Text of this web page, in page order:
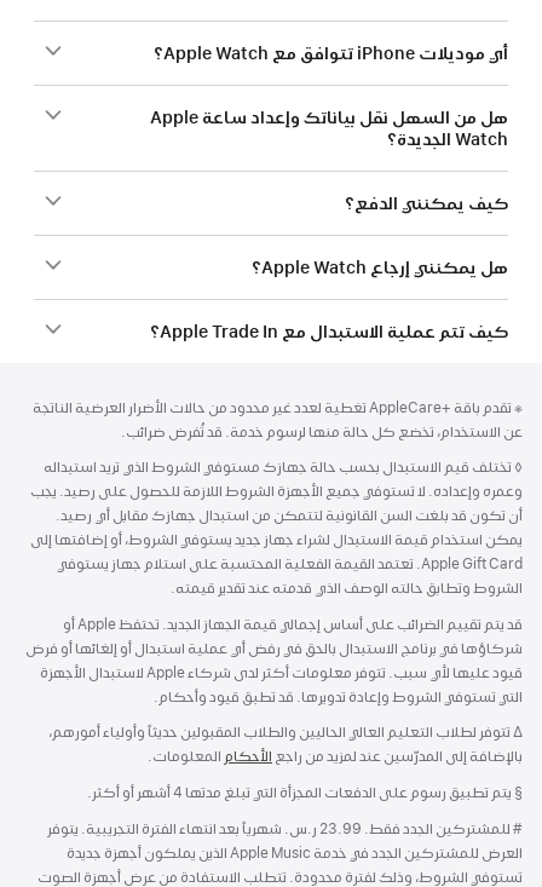
أي موديلات iPhone تتوافق مع Apple Watch؟
هل من السهل نقل بياناتك وإعداد ساعة Apple
Watch الجديدة؟
كيف يمكنني الدفع؟
هل يمكنني إرجاع Apple Watch؟
كيف تتم عملية الاستبدال مع Apple Trade In؟
حاشية
※ تقدم باقة AppleCare+‎ تغطية لعدد غير محدود من حالات الأضرار العرضية الناتجة
عن الاستخدام، تخضع كل حالة منها لرسوم خدمة. قد تُفرض ضرائب.
حاشية
◊ تختلف قيم الاستبدال بحسب حالة جهازك مستوفي الشروط الذي تريد استبداله
وعمره وإعداده. لا تستوفي جميع الأجهزة الشروط اللازمة للحصول على رصيد. يجب
أن تكون قد بلغت السن القانونية لتتمكن من استبدال جهازك مقابل أي رصيد.
يمكن استخدام قيمة الاستبدال لشراء جهاز جديد يستوفي الشروط، أو إضافتها إلى
Apple Gift Card. تعتمد القيمة الفعلية المحتسبة على استلام جهاز يستوفي
الشروط وتطابق حالته الوصف الذي قدمته عند تقدير قيمته.
قد يتم تقييم الضرائب على أساس إجمالي قيمة الجهاز الجديد. تحتفظ Apple أو
شركاؤها في برنامج الاستبدال بالحق في رفض أي عملية استبدال أو إلغائها أو فرض
قيود عليها لأي سبب. تتوفر معلومات أكثر لدى شركاء Apple لاستبدال الأجهزة
التي تستوفي الشروط وإعادة تدويرها. قد تطبق قيود وأحكام.
حاشية
∆تتوفر لطلاب التعليم العالي الحاليين والطلاب المقبولين حديثاً وأولياء أمورهم،
بالإضافة إلى المدرّسين عند لمزيد من راجع الأحكام المعلومات.
حاشية
§ يتم تطبيق رسوم على الدفعات المجزأة التي تبلغ مدتها 4 أشهر أو أكثر.
حاشية
#
للمشتركين الجدد فقط. 23.99 ر.س. شهرياً بعد انتهاء الفترة التجريبية. يتوفر
العرض للمشتركين الجدد في خدمة Apple Music الذين يملكون أجهزة جديدة
تستوفي الشروط، وذلك لفترة محدودة. تتطلب الاستفادة من عرض أجهزة الصوت